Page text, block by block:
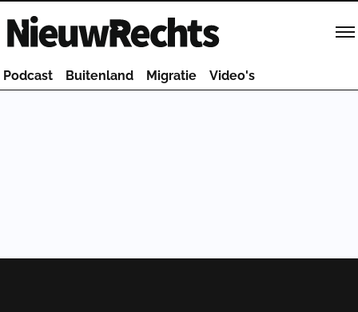
Homepage van NieuwRechts
Podcast Buitenland Migratie Video's